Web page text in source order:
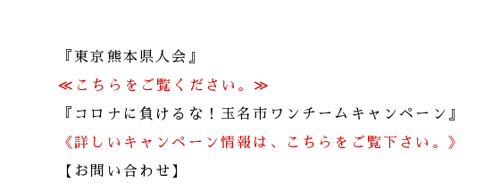
『東京熊本県人会』
≪こちらをご覧ください。≫
『コロナに負けるな！玉名市ワンチームキャンペーン』
《詳しいキャンペーン情報は、こちらをご覧下さい。》
【お問い合わせ】